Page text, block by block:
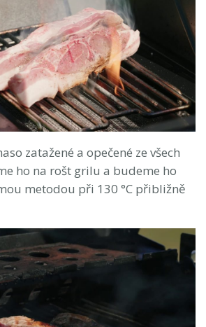
zatažené a opečené ze všech
ho na rošt grilu a budeme ho
metodou při 130 °C přibližně